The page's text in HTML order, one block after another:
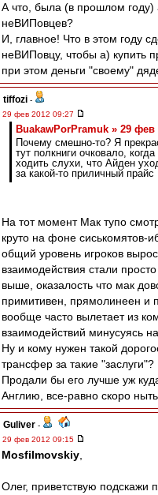
А что, была (в прошлом году)
неВИПовцев?
И, главное! Что в этом году
неВИПовцу, чтобы а) купить
при этом деньги "своему"
tiffozi -
29 фев 2012 09:27
BuakawPorPramuk » 29 фев
Почему смешно-то? Я
тут полкниги очковало,
ходить слухи, что Айден
за какой-то приличный прайс
На тот момент Мак тупо
круто на фоне сиськомятов-
общий уровень игроков
взаимодействия стали
выше, оказалость что мак
примитивен, прямолинеен и
вообще часто вылетает из
взаимодействий минусуясь
Ну и кому нужен такой
трансфер за такие "заслуги"?
Продали бы его лучше уж
Англию, все-равно скоро
Guliver -
29 фев 2012 09:15
Mosfilmovskiy
Олег, приветствую подскажи